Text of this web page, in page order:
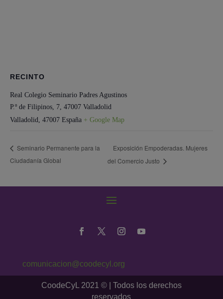
RECINTO
Real Colegio Seminario Padres Agustinos
P.º de Filipinos, 7, 47007 Valladolid
Valladolid
47007 España + Google Map
Seminario Permanente para la
Ciudadanía Global
Exposición Empoderadas. Mujeres
del Comercio Justo
comunicacion@coodecyl.org
CoodeCyL 2021 © | Todos los derechos
reservados